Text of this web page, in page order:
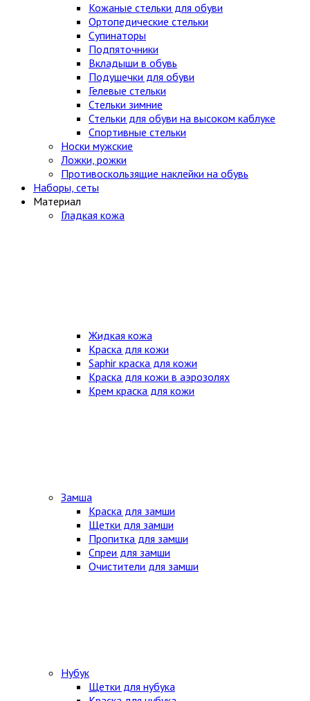
Кожаные стельки для обуви
Ортопедические стельки
Супинаторы
Подпяточники
Вкладыши в обувь
Подушечки для обуви
Гелевые стельки
Стельки зимние
Стельки для обуви на высоком каблуке
Спортивные стельки
Носки мужские
Ложки, рожки
Противоскользящие наклейки на обувь
Наборы, сеты
Материал
Гладкая кожа
Жидкая кожа
Краска для кожи
Saphir краска для кожи
Краска для кожи в аэрозолях
Крем краска для кожи
Замша
Краска для замши
Щетки для замши
Пропитка для замши
Спреи для замши
Очистители для замши
Нубук
Щетки для нубука